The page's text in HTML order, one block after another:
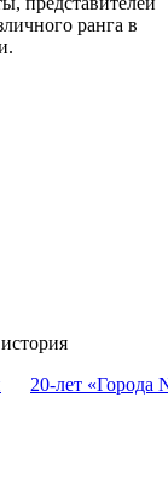
ранга в
20-лет «Города